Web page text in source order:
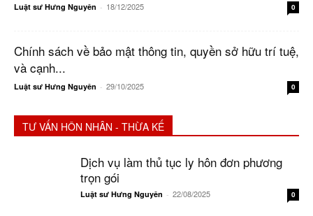
Luật sư Hưng Nguyên - 18/12/2025 0
Chính sách về bảo mật thông tin, quyền sở hữu trí tuệ,
và cạnh...
Luật sư Hưng Nguyên - 29/10/2025 0
TƯ VẤN HÔN NHÂN - THỪA KẾ
Dịch vụ làm thủ tục ly hôn đơn phương
trọn gói
Luật sư Hưng Nguyên - 22/08/2025 0